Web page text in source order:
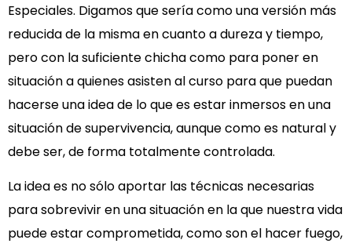
Especiales. Digamos que sería como una versión más
reducida de la misma en cuanto a dureza y tiempo,
pero con la suficiente chicha como para poner en
situación a quienes asisten al curso para que puedan
hacerse una idea de lo que es estar inmersos en una
situación de supervivencia, aunque como es natural y
debe ser, de forma totalmente controlada.
La idea es no sólo aportar las técnicas necesarias
para sobrevivir en una situación en la que nuestra vida
puede estar comprometida, como son el hacer fuego,